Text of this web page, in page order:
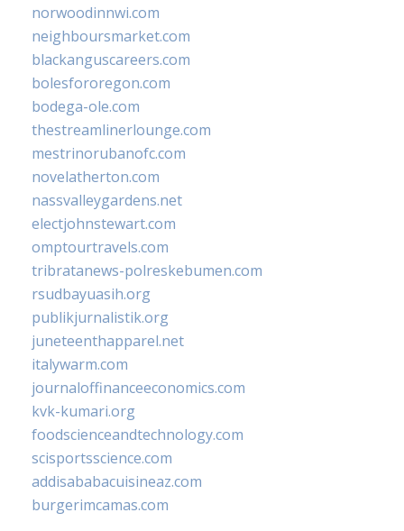
norwoodinnwi.com
neighboursmarket.com
blackanguscareers.com
bolesfororegon.com
bodega-ole.com
thestreamlinerlounge.com
mestrinorubanofc.com
novelatherton.com
nassvalleygardens.net
electjohnstewart.com
omptourtravels.com
tribratanews-polreskebumen.com
rsudbayuasih.org
publikjurnalistik.org
juneteenthapparel.net
italywarm.com
journaloffinanceeconomics.com
kvk-kumari.org
foodscienceandtechnology.com
scisportsscience.com
addisababacuisineaz.com
burgerimcamas.com